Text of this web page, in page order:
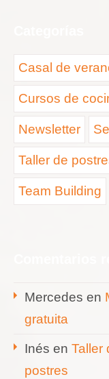
Casal de
Cursos de
Newsletter
Taller de
Team Building
Mercedes en
gratuita
Inés en Taller
postres